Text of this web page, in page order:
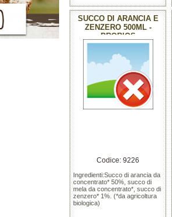
SUCCO DI ARANCIA E
ZENZERO 500ML -
PROBIOS
Codice: 9226
Ingredienti:Succo di arancia da
concentrato* 50%, succo di
mela da concentrato*, succo di
zenzero* 1%. (*da agricoltura
biologica)